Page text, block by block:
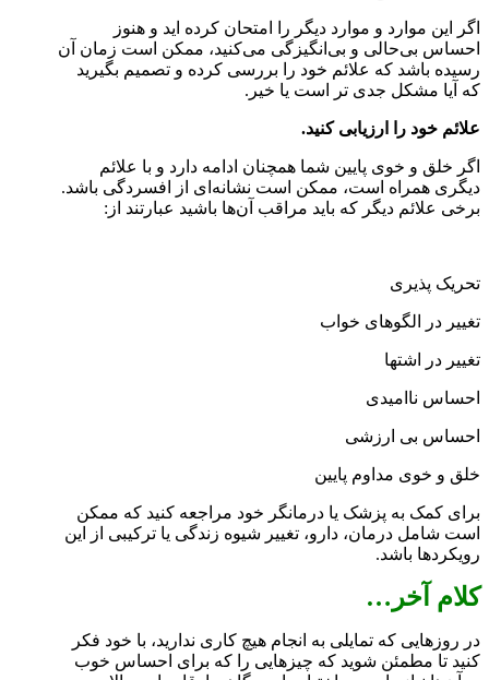
اگر این موارد و موارد دیگر را امتحان کرده اید و هنوز
احساس بی‌حالی و بی‌انگیزگی می‌کنید، ممکن است زمان آن
رسیده باشد که علائم خود را بررسی کرده و تصمیم بگیرید
که آیا مشکل جدی تر است یا خیر.
علائم خود را ارزیابی کنید.
اگر خلق و خوی پایین شما همچنان ادامه دارد و با علائم
دیگری همراه است، ممکن است نشانه‌ای از افسردگی باشد.
برخی علائم دیگر که باید مراقب آن‌ها باشید عبارتند از:
تحریک پذیری
تغییر در الگوهای خواب
تغییر در اشتها
احساس ناامیدی
احساس بی ارزشی
خلق و خوی مداوم پایین
برای کمک به پزشک یا درمانگر خود مراجعه کنید که ممکن
است شامل درمان، دارو، تغییر شیوه زندگی یا ترکیبی از این
رویکردها باشد.
کلام آخر…
در روزهایی که تمایلی به انجام هیچ کاری ندارید، با خود فکر
کنید تا مطمئن شوید که چیزهایی را که برای احساس خوب